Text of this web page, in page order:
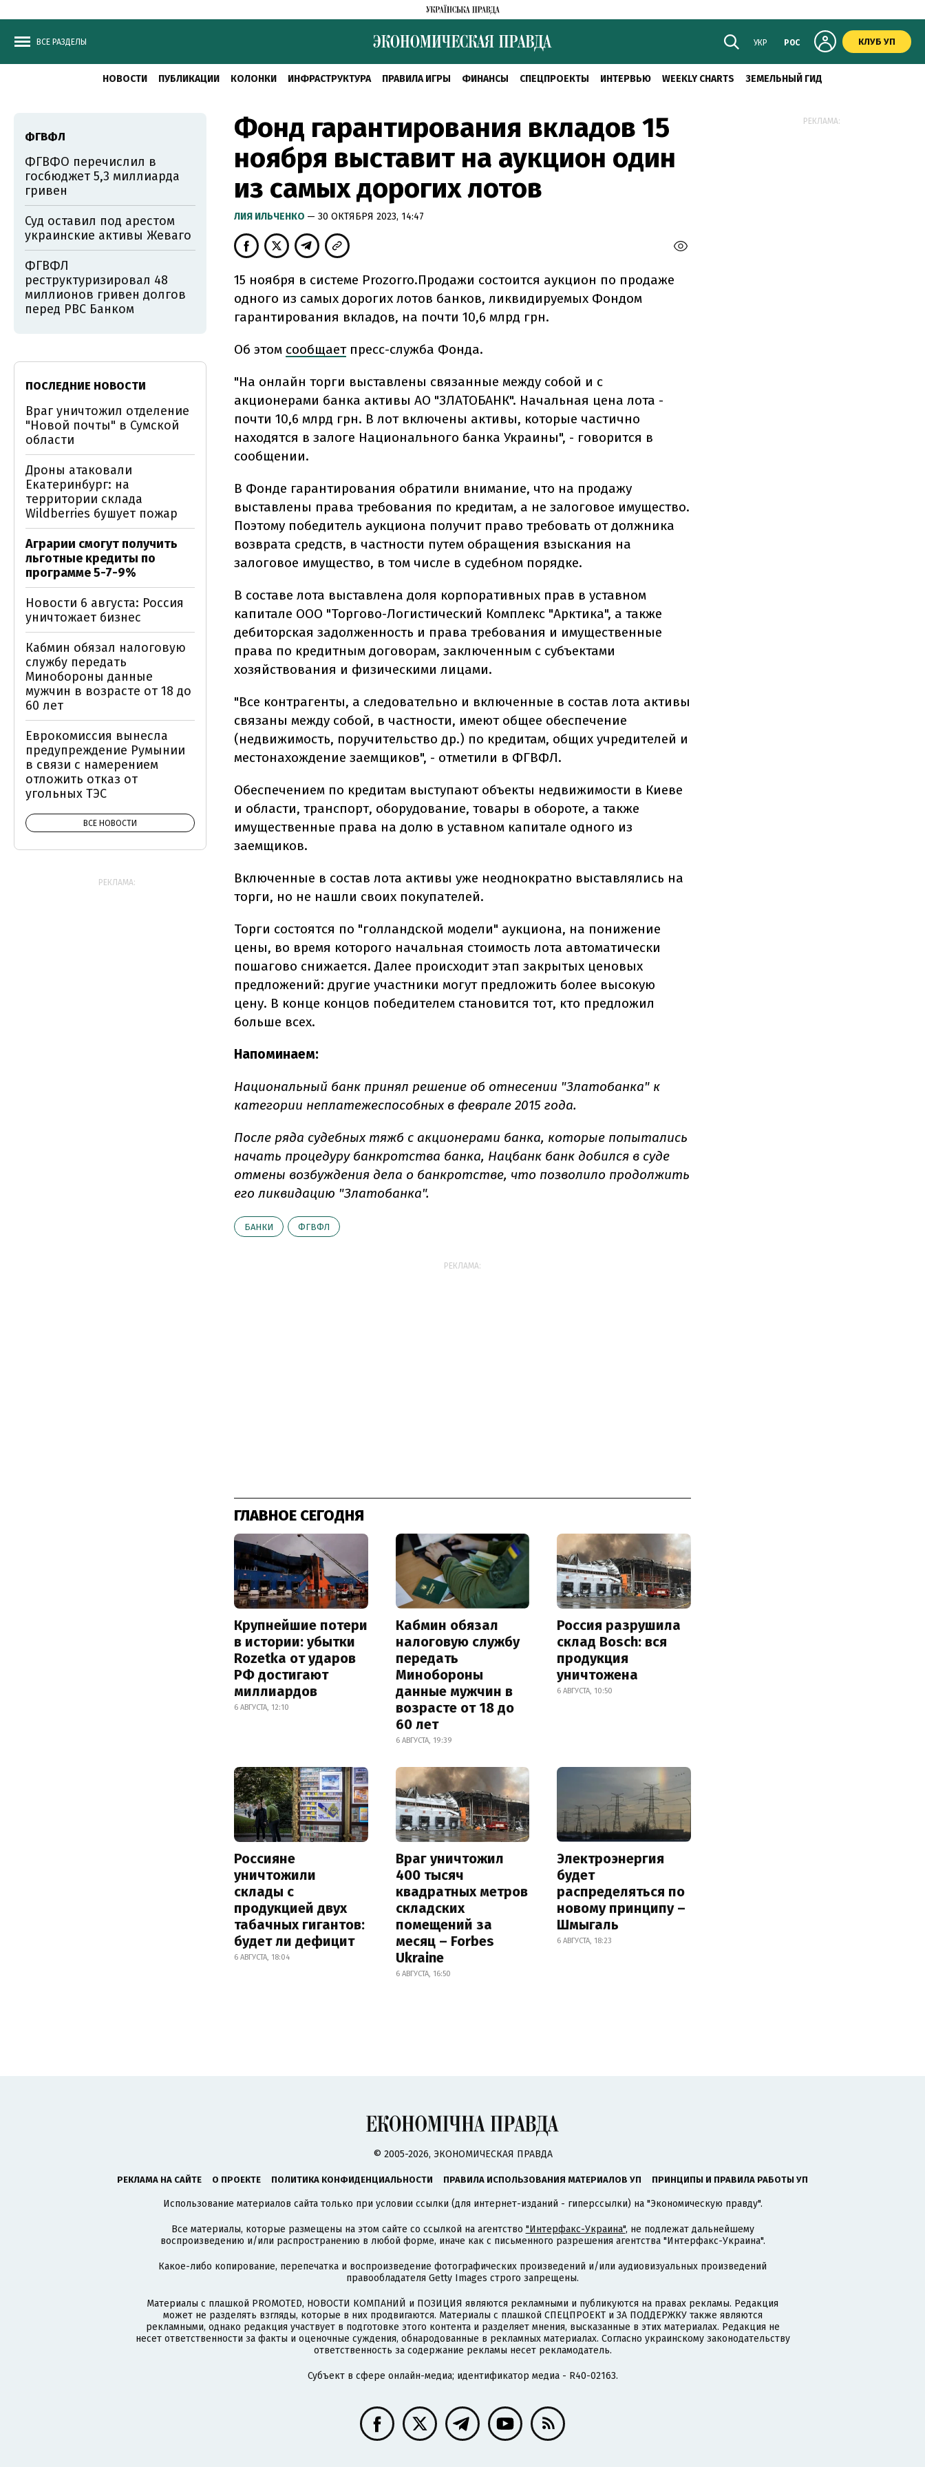
ВСЕ РАЗДЕЛЫ УКР РОС КЛУБ УП
НОВОСТИ ПУБЛИКАЦИИ КОЛОНКИ ИНФРАСТРУКТУРА ПРАВИЛА ИГРЫ ФИНАНСЫ СПЕЦПРОЕКТЫ ИНТЕРВЬЮ WEEKLY CHARTS ЗЕМЕЛЬНЫЙ ГИД
Фонд гарантирования вкладов 15
ноября выставит на аукцион один
из самых дорогих лотов
ЛИЯ ИЛЬЧЕНКО — 30 ОКТЯБРЯ 2023, 14:47
15 ноября в системе Prozorro.Продажи состоится аукцион по продаже
одного из самых дорогих лотов банков, ликвидируемых Фондом
гарантирования вкладов, на почти 10,6 млрд грн.
Об этом сообщаетпресс-служба Фонда.
"На онлайн торги выставлены связанные между собой и с
акционерами банка активы АО "ЗЛАТОБАНК". Начальная цена лота -
почти 10,6 млрд грн. В лот включены активы, которые частично
находятся в залоге Национального банка Украины", - говорится в
сообщении.
В Фонде гарантирования обратили внимание, что на продажу
выставлены права требования по кредитам, а не залоговое имущество.
Поэтому победитель аукциона получит право требовать от должника
возврата средств, в частности путем обращения взыскания на
залоговое имущество, в том числе в судебном порядке.
В составе лота выставлена доля корпоративных прав в уставном
капитале ООО "Торгово-Логистический Комплекс "Арктика", а также
дебиторская задолженность и права требования и имущественные
права по кредитным договорам, заключенным с субъектами
хозяйствования и физическими лицами.
"Все контрагенты, а следовательно и включенные в состав лота активы
связаны между собой, в частности, имеют общее обеспечение
(недвижимость, поручительство др.) по кредитам, общих учредителей и
местонахождение заемщиков", - отметили в ФГВФЛ.
Обеспечением по кредитам выступают объекты недвижимости в Киеве
и области, транспорт, оборудование, товары в обороте, а также
имущественные права на долю в уставном капитале одного из
заемщиков.
Включенные в состав лота активы уже неоднократно выставлялись на
торги, но не нашли своих покупателей.
Торги состоятся по "голландской модели" аукциона, на понижение
цены, во время которого начальная стоимость лота автоматически
пошагово снижается. Далее происходит этап закрытых ценовых
предложений: другие участники могут предложить более высокую
цену. В конце концов победителем становится тот, кто предложил
больше всех.
Напоминаем:
Национальный банк принял решение об отнесении "Златобанка" к
категории неплатежеспособных в феврале 2015 года.
После ряда судебных тяжб с акционерами банка, которые попытались
начать процедуру банкротства банка, Нацбанк банк добился в суде
отмены возбуждения дела о банкротстве, что позволило продолжить
его ликвидацию "Златобанка".
БАНКИ ФГВФЛ
РЕКЛАМА:
ГЛАВНОЕ СЕГОДНЯ
Крупнейшие потери
в истории: убытки
Rozetka от ударов
РФ достигают
миллиардов
6 АВГУСТА, 12:10
Кабмин обязал
налоговую службу
передать
Минобороны
данные мужчин в
возрасте от 18 до
60 лет
6 АВГУСТА, 19:39
Россия разрушила
склад Bosch: вся
продукция
уничтожена
6 АВГУСТА, 10:50
Россияне
уничтожили
склады с
продукцией двух
табачных гигантов:
будет ли дефицит
6 АВГУСТА, 18:04
Враг уничтожил
400 тысяч
квадратных метров
складских
помещений за
месяц – Forbes
Ukraine
6 АВГУСТА, 16:50
Электроэнергия
будет
распределяться по
новому принципу –
Шмыгаль
6 АВГУСТА, 18:23
ФГВФЛ
ФГВФО перечислил в
госбюджет 5,3 миллиарда
гривен
Суд оставил под арестом
украинские активы Жеваго
ФГВФЛ
реструктуризировал 48
миллионов гривен долгов
перед РВС Банком
ПОСЛЕДНИЕ НОВОСТИ
Враг уничтожил отделение
"Новой почты" в Сумской
области
Дроны атаковали
Екатеринбург: на
территории склада
Wildberries бушует пожар
Аграрии смогут получить
льготные кредиты по
программе 5-7-9%
Новости 6 августа: Россия
уничтожает бизнес
Кабмин обязал налоговую
службу передать
Минобороны данные
мужчин в возрасте от 18 до
60 лет
Еврокомиссия вынесла
предупреждение Румынии
в связи с намерением
отложить отказ от
угольных ТЭС
ВСЕ НОВОСТИ
РЕКЛАМА:
РЕКЛАМА:
© 2005-2026, ЭКОНОМИЧЕСКАЯ ПРАВДА
РЕКЛАМА НА САЙТЕ О ПРОЕКТЕ ПОЛИТИКА КОНФИДЕНЦИАЛЬНОСТИ ПРАВИЛА ИСПОЛЬЗОВАНИЯ МАТЕРИАЛОВ УП ПРИНЦИПЫ И ПРАВИЛА РАБОТЫ УП
Использование материалов сайта только при условии ссылки (для интернет-изданий - гиперссылки) на "Экономическую правду".
Все материалы, которые размещены на этом сайте со ссылкой на агентство "Интерфакс-Украина", не подлежат дальнейшему
воспроизведению и/или распространению в любой форме, иначе как с письменного разрешения агентства "Интерфакс-Украина".
Какое-либо копирование, перепечатка и воспроизведение фотографических произведений и/или аудиовизуальных произведений
правообладателя Getty Images строго запрещены.
Материалы с плашкой PROMOTED, НОВОСТИ КОМПАНИЙ и ПОЗИЦИЯ являются рекламными и публикуются на правах рекламы. Редакция
может не разделять взгляды, которые в них продвигаются. Материалы с плашкой СПЕЦПРОЕКТ и ЗА ПОДДЕРЖКУ также являются
рекламными, однако редакция участвует в подготовке этого контента и разделяет мнения, высказанные в этих материалах. Редакция не
несет ответственности за факты и оценочные суждения, обнародованные в рекламных материалах. Согласно украинскому законодательству
ответственность за содержание рекламы несет рекламодатель.
Субъект в сфере онлайн-медиа; идентификатор медиа - R40-02163.